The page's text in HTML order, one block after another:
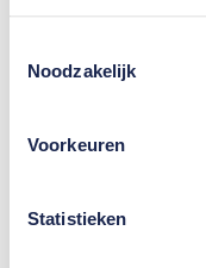
Noodzakelijk
Voorkeuren
Statistieken